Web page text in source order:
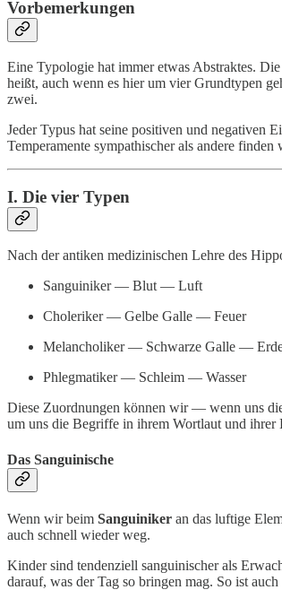
Vorbemerkungen
Eine Typologie hat immer etwas Abstraktes.
heißt, auch wenn es hier um vier Grundtypen
zwei.
Jeder Typus hat seine positiven und negativen
Temperamente sympathischer als andere
I. Die vier Typen
Nach der antiken medizinischen Lehre des
Sanguiniker — Blut — Luft
Choleriker — Gelbe Galle — Feuer
Melancholiker — Schwarze Galle —
Phlegmatiker — Schleim — Wasser
Diese Zuordnungen können wir — wenn uns
um uns die Begriffe in ihrem Wortlaut und ihrer
Das Sanguinische
Wenn wir beim Sanguiniker an das luftige
auch schnell wieder weg.
Kinder sind tendenziell sanguinischer als
darauf, was der Tag so bringen mag. So ist